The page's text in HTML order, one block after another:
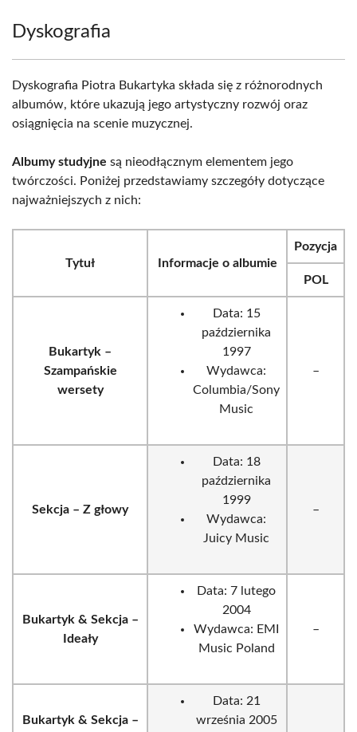
Dyskografia
Dyskografia Piotra Bukartyka składa się z różnorodnych
albumów, które ukazują jego artystyczny rozwój oraz
osiągnięcia na scenie muzycznej.
Albumy studyjne są nieodłącznym elementem jego
twórczości. Poniżej przedstawiamy szczegóły dotyczące
najważniejszych z nich:
Tytuł Informacje o albumie
Pozycja
POL
Bukartyk –
Szampańskie
wersety
Data: 15
października
1997
Wydawca:
Columbia/Sony
Music
–
Sekcja – Z głowy
Data: 18
października
1999
Wydawca:
Juicy Music
–
Bukartyk & Sekcja –
Ideały
Data: 7 lutego
2004
Wydawca: EMI
Music Poland
–
Bukartyk & Sekcja –
Data: 21
września 2005